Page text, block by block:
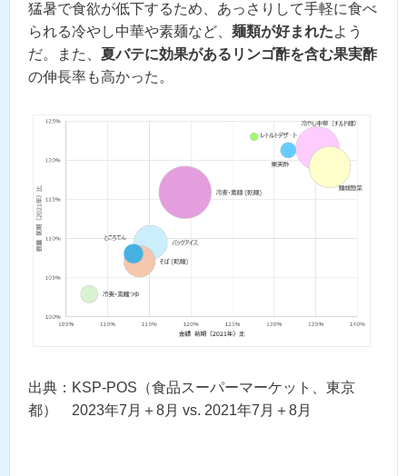
猛暑で食欲が低下するため、あっさりして手軽に食べ
られる冷やし中華や素麺など、 麺類が好まれたよう
だ。また、 夏バテに効果があるリンゴ酢を含む果実酢
の伸長率も高かった。
出典：KSP-POS（食品スーパーマーケット、東京
都） 2023年7月＋8月 vs. 2021年7月＋8月